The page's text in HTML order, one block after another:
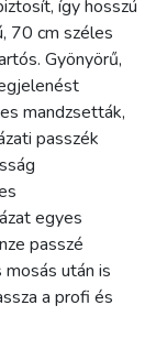
így hosszú
70 cm széles
Gyönyörű,
mandzsetták,
passzék
egyes
passzé
után is
a profi és